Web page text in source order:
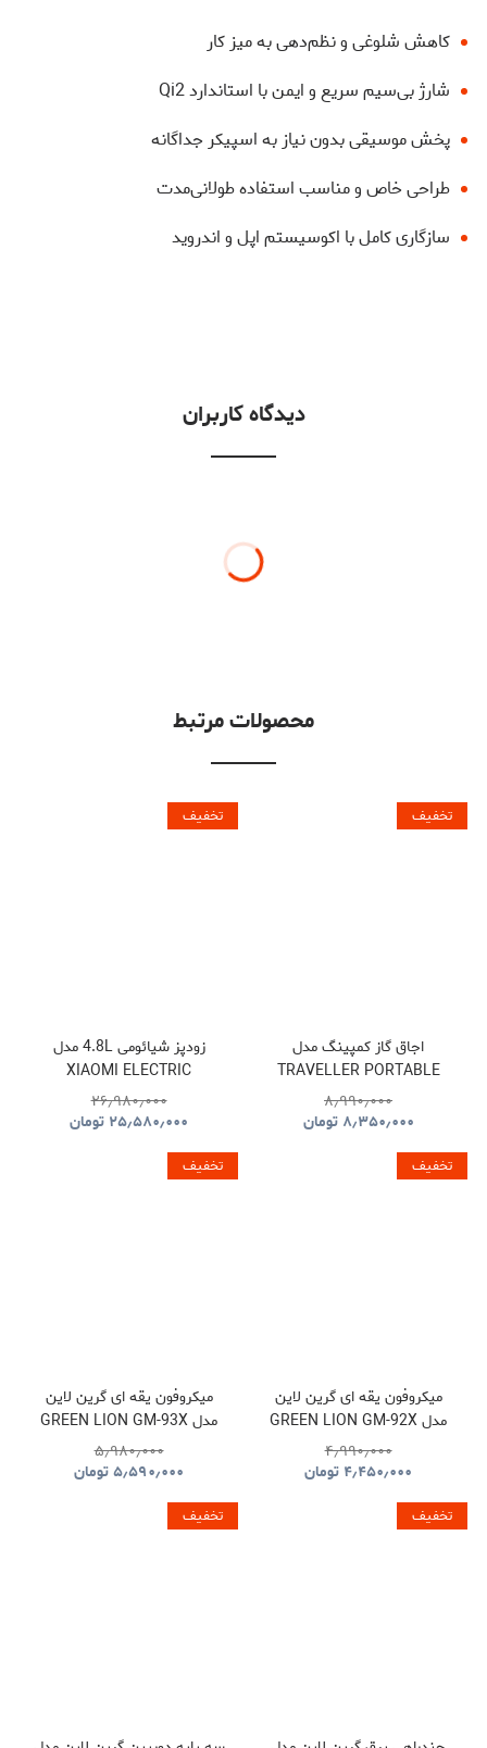
کاهش شلوغی و نظم‌دهی به میز کار
شارژ بی‌سیم سریع و ایمن با استاندارد Qi2
پخش موسیقی بدون نیاز به اسپیکر جداگانه
طراحی خاص و مناسب استفاده طولانی‌مدت
سازگاری کامل با اکوسیستم اپل و اندروید
دیدگاه کاربران
محصولات مرتبط
تخفیف
اجاق گاز کمپینگ مدل
TRAVELLER PORTABLE
BBQ HYBQ015
۸٫۹۹۰٫۰۰۰
۸٫۳۵۰٫۰۰۰ تومان
تخفیف
زودپز شیائومی 4.8L مدل
XIAOMI ELECTRIC
PRESSURE COOKER
۲۶٫۹۸۰٫۰۰۰
۲۵٫۵۸۰٫۰۰۰ تومان
تخفیف
میکروفون یقه ای گرین لاین
مدل GREEN LION GM-92X
GNGM92XWMBK
۴٫۹۹۰٫۰۰۰
۴٫۴۵۰٫۰۰۰ تومان
تخفیف
میکروفون یقه ای گرین لاین
مدل GREEN LION GM-93X
GNGM93XMICBK
۵٫۹۸۰٫۰۰۰
۵٫۵۹۰٫۰۰۰تومان
تخفیف تخفیف